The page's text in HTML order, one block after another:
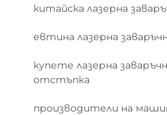
китайска лазерна
евтина лазерна
купете лазерна
отстъпка
производители на